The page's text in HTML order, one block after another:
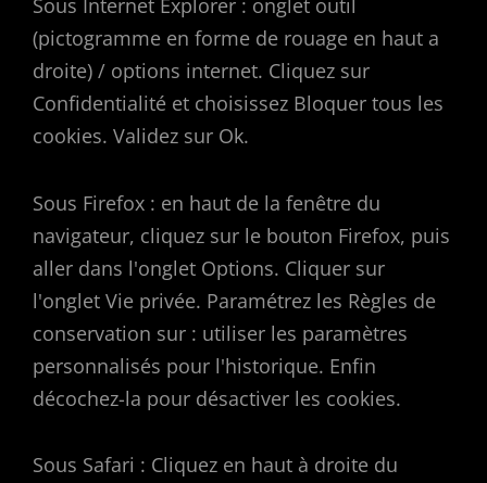
Sous Internet Explorer : onglet outil
(pictogramme en forme de rouage en haut a
droite) / options internet. Cliquez sur
Confidentialité et choisissez Bloquer tous les
cookies. Validez sur Ok.
Sous Firefox : en haut de la fenêtre du
navigateur, cliquez sur le bouton Firefox, puis
aller dans l'onglet Options. Cliquer sur
l'onglet Vie privée. Paramétrez les Règles de
conservation sur : utiliser les paramètres
personnalisés pour l'historique. Enfin
décochez-la pour désactiver les cookies.
Sous Safari : Cliquez en haut à droite du